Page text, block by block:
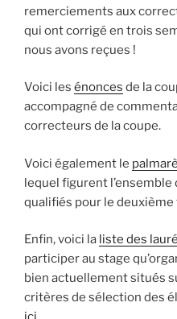
remerciements aux
qui ont corrigé en trois
nous avons reçues !
Voici les énonces de la
accompagné de
correcteurs de la coupe.
Voici également le
lequel figurent
qualifiés pour le deuxième
Enfin, voici la liste des
participer au stage
bien actuellement situés
critères de sélection des